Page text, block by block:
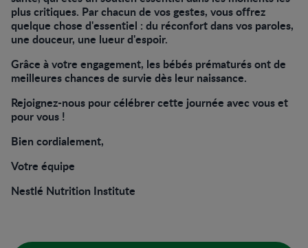
plus critiques. Par chacun de vos gestes, vous offrez
quelque chose d'essentiel : du réconfort dans vos paroles,
une douceur, une lueur d'espoir.
Grâce à votre engagement, les bébés prématurés ont de
meilleures chances de survie dès leur naissance.
Rejoignez-nous pour célébrer cette journée avec vous et
pour vous !
Bien cordialement,
Votre équipe
Nestlé Nutrition Institute